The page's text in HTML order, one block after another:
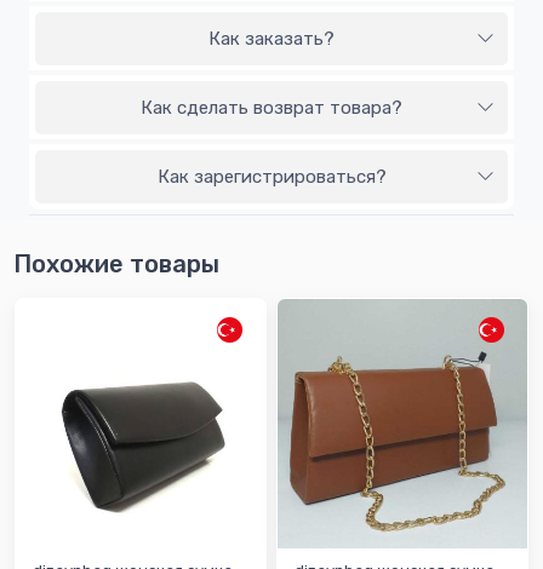
Как заказать?
Как сделать возврат товара?
Как зарегистрироваться?
Похожие товары